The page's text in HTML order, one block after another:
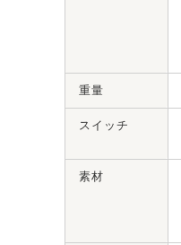
重量
スイッチ
素材